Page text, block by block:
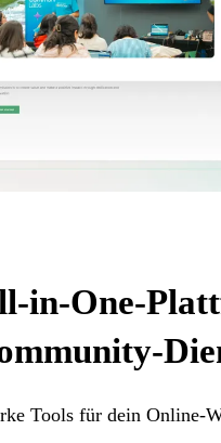
in-One-
Tools für dein Online-